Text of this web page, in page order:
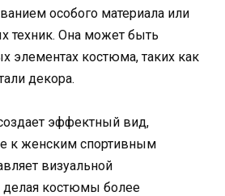
особого материала или
техник. Она может быть
элементах костюма, таких как
декора.
эффектный вид,
к женским спортивным
визуальной
делая костюмы более